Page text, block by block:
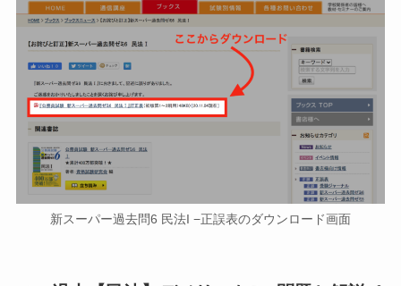
新スーパー過去問6 民法I −正誤表のダウンロード画面